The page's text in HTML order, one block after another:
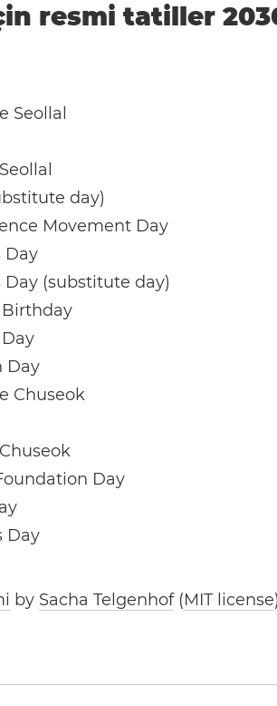
resmi tatiller
Seollal
day)
Movement Day
Day
Day (substitute day)
Birthday
Day
Chuseok
Day
Day
by Sacha Telgenhof(MIT license)